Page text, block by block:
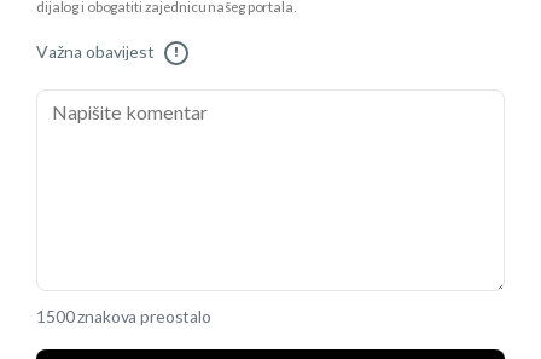
dijalog i obogatiti zajednicu našeg portala.
Važna obavijest !
1500 znakova preostalo